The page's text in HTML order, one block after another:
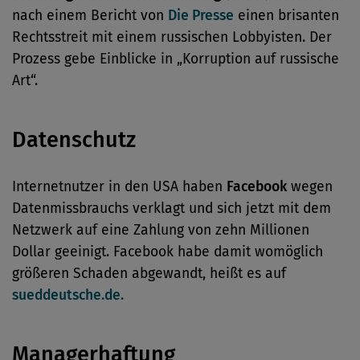
nach einem Bericht von Die Presse einen brisanten
Rechtsstreit mit einem russischen Lobbyisten. Der
Prozess gebe Einblicke in „Korruption auf russische
Art“.
Datenschutz
Internetnutzer in den USA haben Facebook wegen
Datenmissbrauchs verklagt und sich jetzt mit dem
Netzwerk auf eine Zahlung von zehn Millionen
Dollar geeinigt. Facebook habe damit womöglich
größeren Schaden abgewandt, heißt es auf
sueddeutsche.de.
Managerhaftung